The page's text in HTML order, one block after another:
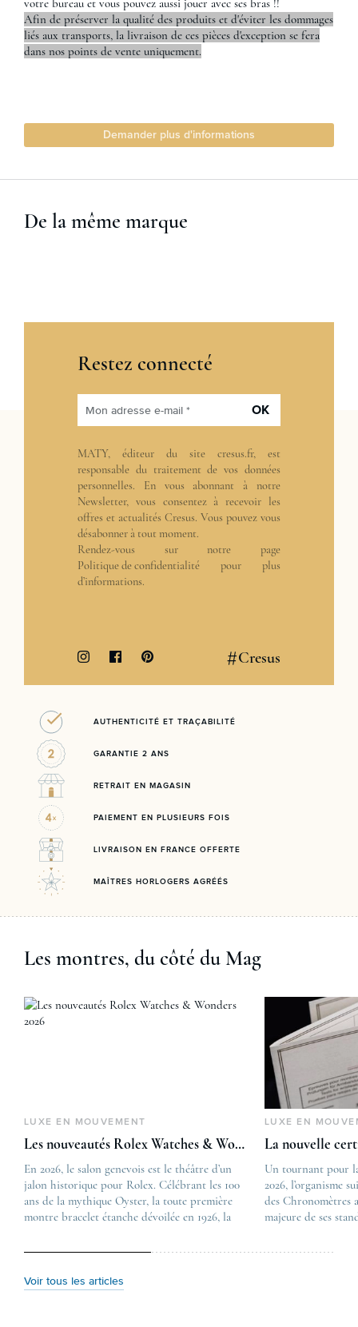
votre bureau et vous pouvez aussi jouer avec ses bras !!
Afin de préserver la qualité des produits et d'éviter les dommages
liés aux transports, la livraison de ces pièces d'exception se fera
dans nos points de vente uniquement.
Demander plus d'informations
De la même marque
Restez connecté
Mon adresse e-mail * OK
MATY, éditeur du site cresus.fr, est
responsable du traitement de vos données
personnelles. En vous abonnant à notre
Newsletter, vous consentez à recevoir les
offres et actualités Cresus. Vous pouvez vous
désabonner à tout moment.
Rendez-vous sur notre page
Politique de confidentialité pour plus
d’informations.
#Cresus
AUTHENTICITÉ ET TRAÇABILITÉ
GARANTIE 2 ANS
RETRAIT EN MAGASIN
PAIEMENT EN PLUSIEURS FOIS
LIVRAISON EN FRANCE OFFERTE
MAÎTRES HORLOGERS AGRÉÉS
Les montres, du côté du Mag
Voir tous les articles
LUXE EN MOUVEMENT
Les nouveautés Rolex Watches & Wonders 2026
En 2026, le salon genevois est le théâtre d’un
jalon historique pour Rolex. Célébrant les 100
ans de la mythique Oyster, la toute première
montre bracelet étanche dévoilée en 1926, la
commémorative alliant héritage patrimonial et
métallurgique à la réinterprétation esthétique
The post
Les nouveautés
first appeared on
Lovetime
LUXE EN
La nouvelle
Un tournant pour
2026, l’organisme
des Chronomètres
majeure de ses
Chronometer”,